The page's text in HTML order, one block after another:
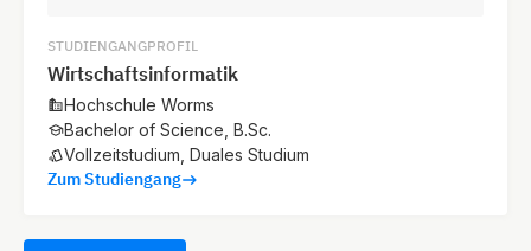
STUDIENGANGPROFIL
Wirtschaftsinformatik
Hochschule Worms
Bachelor of Science, B.Sc.
Vollzeitstudium, Duales Studium
Zum Studiengang